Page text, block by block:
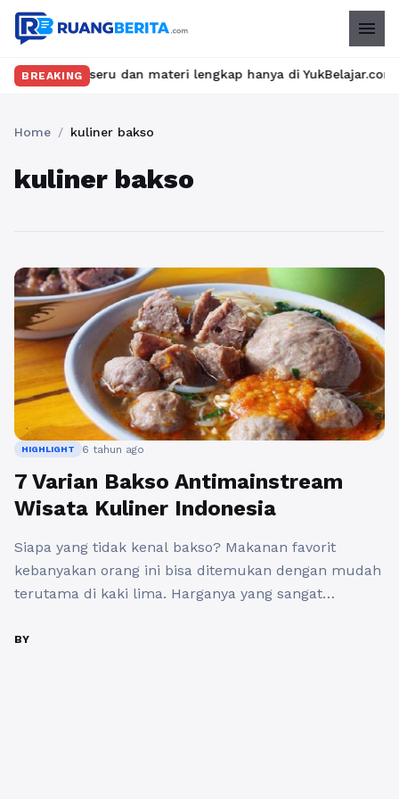
menu
BREAKING
seru dan materi lengkap hanya di YukBelajar.com.
Home / kuliner bakso
kuliner bakso
HIGHLIGHT 6 tahun ago
7 Varian Bakso Antimainstream
Wisata Kuliner Indonesia
Siapa yang tidak kenal bakso? Makanan favorit
kebanyakan orang ini bisa ditemukan dengan mudah
terutama di kaki lima. Harganya yang sangat
semua usia. Indonesia memiliki banyak varian seperti
BY